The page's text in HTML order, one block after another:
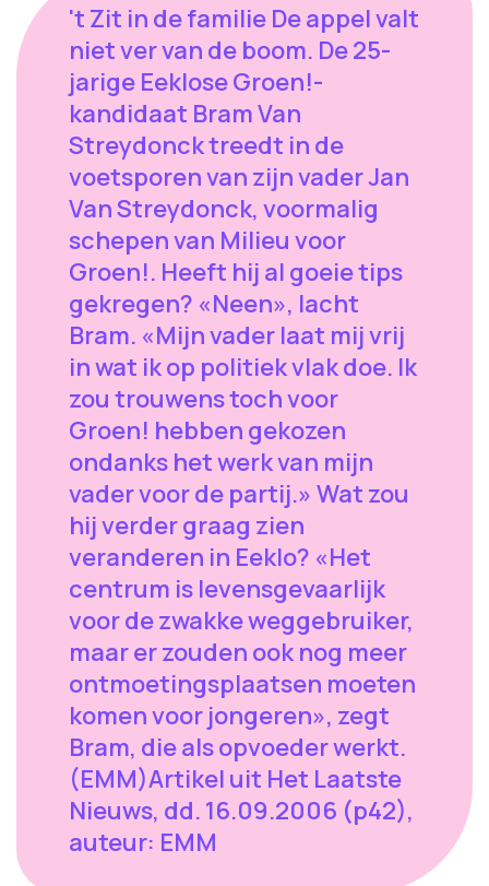
't Zit in de familie De appel valt
niet ver van de boom. De 25-
jarige Eeklose Groen!-
kandidaat Bram Van
Streydonck treedt in de
voetsporen van zijn vader Jan
Van Streydonck, voormalig
schepen van Milieu voor
Groen!. Heeft hij al goeie tips
gekregen? «Neen», lacht
Bram. «Mijn vader laat mij vrij
in wat ik op politiek vlak doe. Ik
zou trouwens toch voor
Groen! hebben gekozen
ondanks het werk van mijn
vader voor de partij.» Wat zou
hij verder graag zien
veranderen in Eeklo? «Het
centrum is levensgevaarlijk
voor de zwakke weggebruiker,
maar er zouden ook nog meer
ontmoetingsplaatsen moeten
komen voor jongeren», zegt
Bram, die als opvoeder werkt.
(EMM)Artikel uit Het Laatste
Nieuws, dd. 16.09.2006 (p42),
auteur: EMM